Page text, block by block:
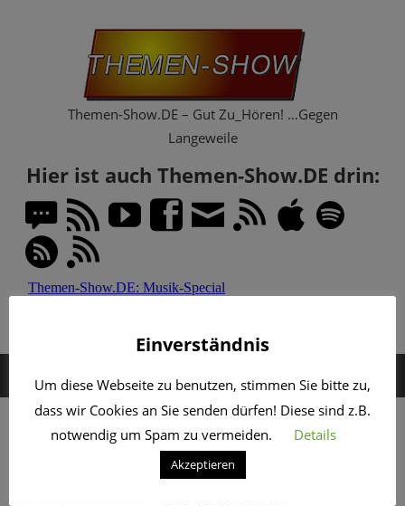
Themen-Show.DE – Gut Zu_Hören! …Gegen
Langeweile
Hier ist auch Themen-Show.DE drin:
MENÜ
SCHLAGWORT:FDP
SUPERWAHLJAHR 2021: WER
Einverständnis
Um diese Webseite zu benutzen, stimmen Sie bitte zu,
dass wir Cookies an Sie senden dürfen! Diese sind z.B.
notwendig um Spam zu vermeiden.
Details
Akzeptieren